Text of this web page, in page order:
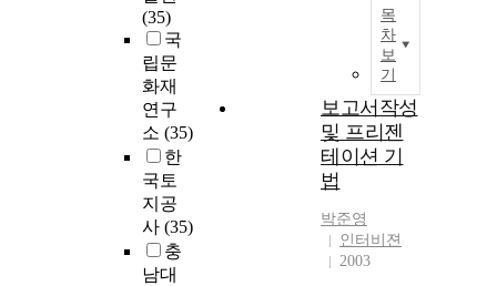
(35)
국
립문
화재
연구
소 (35)
한
국토
지공
사 (35)
충
남대
목
차
보
기
보고서작성
및 프리젠
테이션 기
법
박준영
인터비젼
2003